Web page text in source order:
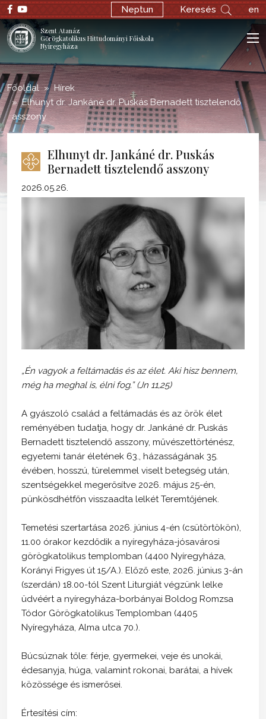
; Neptun Keresés en
Szent Atanáz
Görögkatolikus Hittudományi Főiskola
Nyíregyháza
Főoldal
Hírek
Elhunyt dr. Jankáné dr. Puskás Bernadett tisztelendő
asszony
Elhunyt dr. Jankáné dr. Puskás
Bernadett tisztelendő asszony
2026.05.26.
„Én vagyok a feltámadás és az élet. Aki hisz bennem,
még ha meghal is, élni fog.” (Jn 11,25)
A gyászoló család a feltámadás és az örök élet
reményében tudatja, hogy dr. Jankáné dr. Puskás
Bernadett tisztelendő asszony, művészettörténész,
egyetemi tanár életének 63., házasságának 35.
évében, hosszú, türelemmel viselt betegség után,
szentségekkel megerősítve 2026. május 25-én,
pünkösdhétfőn visszaadta lelkét Teremtőjének.
Temetési szertartása 2026. június 4-én (csütörtökön),
11.00 órakor kezdődik a nyíregyháza-jósavárosi
görögkatolikus templomban (4400 Nyíregyháza,
Korányi Frigyes út 15/A.). Előző este, 2026. június 3-án
(szerdán) 18.00-tól Szent Liturgiát végzünk lelke
üdvéért a nyíregyháza-borbányai Boldog Romzsa
Tódor Görögkatolikus Templomban (4405
Nyíregyháza, Alma utca 70.).
Búcsúznak tőle: férje, gyermekei, veje és unokái,
édesanyja, húga, valamint rokonai, barátai, a hívek
közössége és ismerősei.
Értesítési cím: